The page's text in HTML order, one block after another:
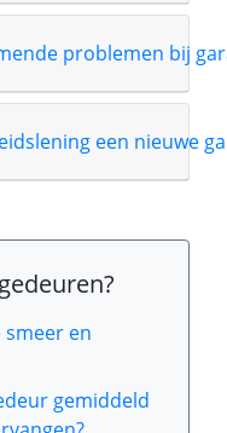
problemen bij
een nieuwe
smeer en
gemiddeld